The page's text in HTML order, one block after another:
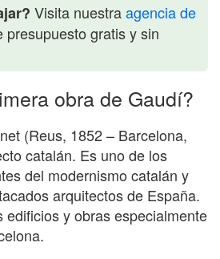
Visita nuestraagencia de
presupuesto gratis y sin
obra de Gaudí?
(Reus, 1852 – Barcelona,
catalán. Es uno de los
del modernismo catalán y
arquitectos de España.
edificios y obras especialmente